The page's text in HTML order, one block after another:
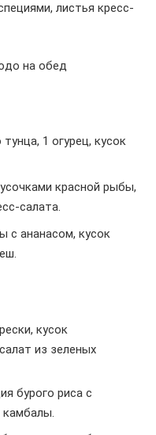
листья кресс-
на обед
1 огурец, кусок
красной рыбы,
салата.
с ананасом, кусок
кусок
из зеленых
бурого риса с